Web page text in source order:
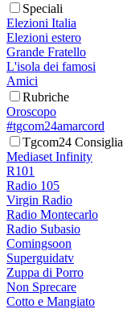
Speciali
Elezioni Italia
Elezioni estero
Grande Fratello
L'isola dei famosi
Amici
Rubriche
Oroscopo
#tgcom24amarcord
Tgcom24 Consiglia
Mediaset Infinity
R101
Radio 105
Virgin Radio
Radio Montecarlo
Radio Subasio
Comingsoon
Superguidatv
Zuppa di Porro
Non Sprecare
Cotto e Mangiato